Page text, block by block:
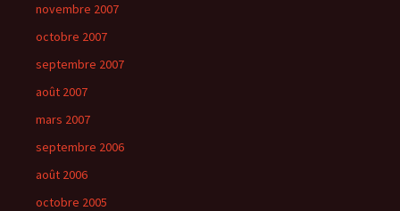
novembre 2007
octobre 2007
septembre 2007
août 2007
mars 2007
septembre 2006
août 2006
octobre 2005